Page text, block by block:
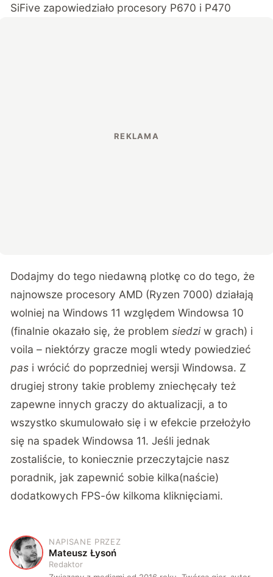
SiFive zapowiedziało procesory P670 i P470
Dodajmy do tego niedawną plotkę co do tego, że
najnowsze procesory AMD (Ryzen 7000) działają
wolniej na Windows 11 względem Windowsa 10
(finalnie okazało się, że problemsiedziw grach) i
voila – niektórzy gracze mogli wtedy powiedzieć
pas i wrócić do poprzedniej wersji Windowsa. Z
drugiej strony takie problemy zniechęcały też
zapewne innych graczy do aktualizacji, a to
wszystko skumulowało się i w efekcie przełożyło
się na spadek Windowsa 11. Jeśli jednak
zostaliście, to koniecznie przeczytajcie nasz
poradnik, jak zapewnić sobie kilka(naście)
dodatkowych FPS-ów kilkoma kliknięciami.
M
NAPISANE PRZEZ
Mateusz Łysoń
Redaktor